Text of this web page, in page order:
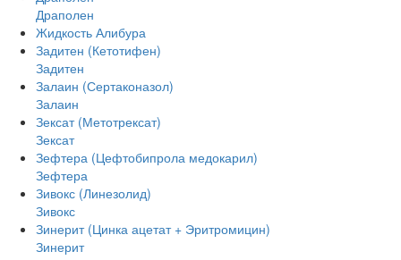
Драполен
Жидкость Алибура
Задитен (Кетотифен)
Задитен
Залаин (Сертаконазол)
Залаин
Зексат (Метотрексат)
Зексат
Зефтера (Цефтобипрола медокарил)
Зефтера
Зивокс (Линезолид)
Зивокс
Зинерит (Цинка ацетат + Эритромицин)
Зинерит